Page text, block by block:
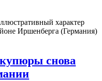
характер
Иршенберга (Германия)
снова